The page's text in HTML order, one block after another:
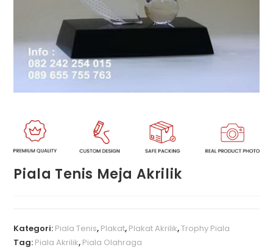
Piala Tenis Meja Akrilik
Kategori: Piala Tenis, Plakat, Plakat Akrilik,Trophy Piala
Tag: Piala Akrilik, Piala Olahraga